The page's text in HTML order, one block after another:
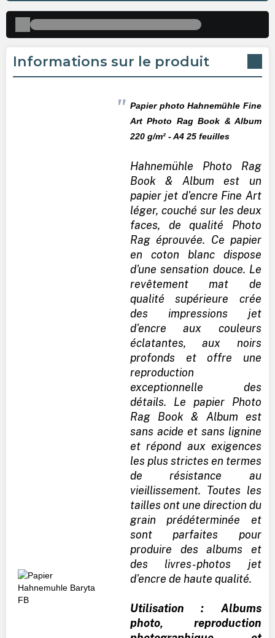
Informations sur le produit
Papier photo Hahnemühle Fine
Art Photo Rag Book & Album
220g/m² - A4 25 feuilles
Hahnemühle Photo Rag
Book & Album est un
papier jet d'encre Fine Art
léger, couché sur les deux
faces, de qualité Photo
Rag éprouvée. Ce papier
en coton blanc dispose
d'une sensation douce. Le
revêtement mat de
qualité supérieure crée
des impressions jet
d'encre aux couleurs
éclatantes, aux noirs
profonds et offre une
reproduction
exceptionnelle des
détails. Le papier Photo
Rag Book & Album est
sans acide et sans lignine
et répond aux exigences
les plus strictes en termes
de résistance au
vieillissement. Toutes les
tailles ont une direction du
grain prédéterminée et
sont parfaites pour
produire des albums et
des livres-photos jet
d'encre de haute qualité.
Utilisation : Albums
photo, reproduction